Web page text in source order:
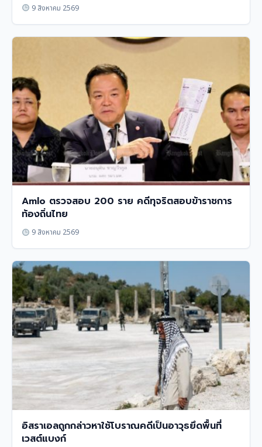
9 สิงหาคม 2569
Amlo ตรวจสอบ 200 ราย คดีทุจริตสอบข้าราชการ
ท้องถิ่นไทย
9 สิงหาคม 2569
อิสราเอลถูกกล่าวหาใช้โบราณคดีเป็นอาวุธยึดพื้นที่
เวสต์แบงก์